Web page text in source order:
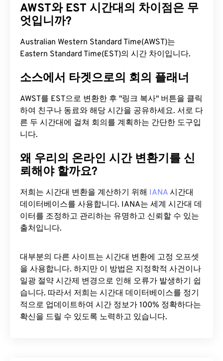
AWST와 EST 시간대의 차이점은 무
엇입니까?
Australian Western Standard Time(AWST)는
Eastern Standard Time(EST)의 시간 차이입니다.
소스에서 타겟으로의 회의 플래너
AWST를 EST으로 변환한 후 "링크 복사" 버튼을 클릭
하여 친구나 동료와 해당 시간을 공유하세요. 서로 다
른 두 시간대에 걸쳐 회의를 계획하는 간단한 도구입
니다.
왜 우리의 온라인 시간 변환기를 신
뢰해야 할까요?
저희는 시간대 변환을 계산하기 위해 IANA 시간대
데이터베이스를 사용합니다. IANA는 세계 시간대 데
이터를 조정하고 관리하는 유명하고 신뢰할 수 있는
출처입니다.
대부분의 다른 사이트는 시간대 변환에 ​​고정 오프셋
을 사용합니다. 하지만 이 방법은 지정학적 사건이나
일광 절약 시간제 변경으로 인해 오류가 발생하기 쉽
습니다. 따라서 저희는 시간대 데이터베이스를 정기
적으로 업데이트하여 시간 정보가 100% 정확하다는
확신을 드릴 수 있도록 노력하고 있습니다.